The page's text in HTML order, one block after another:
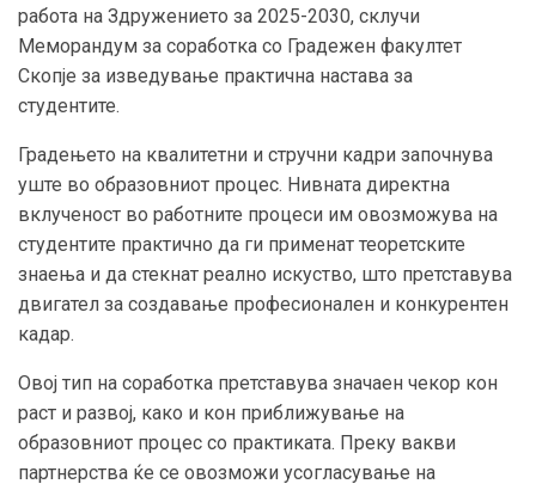
работа на Здружението за 2025-2030, склучи
Меморандум за соработка со Градежен факултет
Скопје за изведување практична настава за
студентите.
Градењето на квалитетни и стручни кадри започнува
уште во образовниот процес. Нивната директна
вклученост во работните процеси им овозможува на
студентите практично да ги применат теоретските
знаења и да стекнат реално искуство, што претставува
двигател за создавање професионален и конкурентен
кадар.
Овој тип на соработка претставува значаен чекор кон
раст и развој, како и кон приближување на
образовниот процес со практиката. Преку вакви
партнерства ќе се овозможи усогласување на